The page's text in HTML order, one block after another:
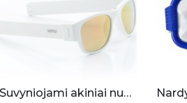
Suvyniojami akiniai nuo saulės (balti)